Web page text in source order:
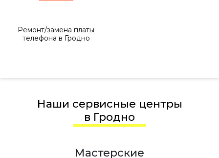
Ремонт/замена платы
телефона в Гродно
Наши сервисные центры
в Гродно
Мастерские